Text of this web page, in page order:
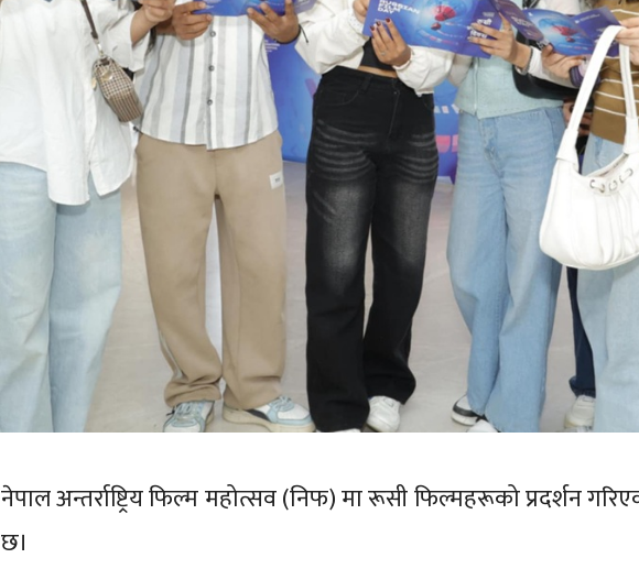
नेपाल अन्तर्राष्ट्रिय फिल्म महोत्सव (निफ) मा रूसी फिल्महरूको प्रदर्शन
छ।